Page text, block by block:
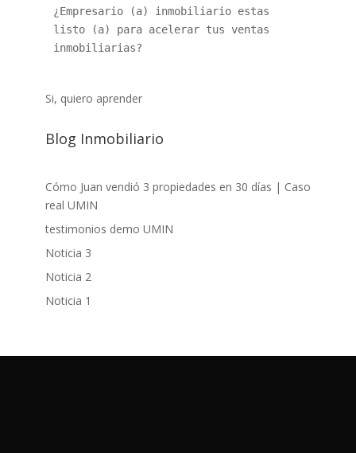
¿Empresario (a) inmobiliario estas
listo (a) para acelerar tus ventas
inmobiliarias?
Si, quiero aprender
Blog Inmobiliario
Cómo Juan vendió 3 propiedades en 30 días | Caso
real UMIN
testimonios demo UMIN
Noticia 3
Noticia 2
Noticia 1